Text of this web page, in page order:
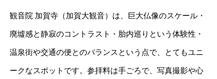
観音院 加賀寺（加賀大観音）は、巨大仏像のスケール・
廃墟感と静寂のコントラスト・胎内巡りという体験性・
温泉街や交通の便とのバランスという点で、とてもユニ
ークなスポットです。参拝料は手ごろで、写真撮影や心